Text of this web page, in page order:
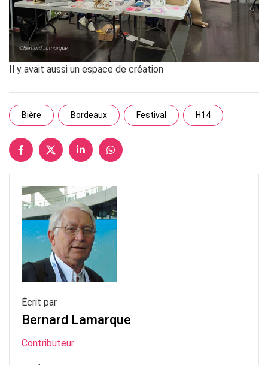
Il y avait aussi un espace de création
Bière Bordeaux Festival H14
Écrit par
Bernard Lamarque
Contributeur